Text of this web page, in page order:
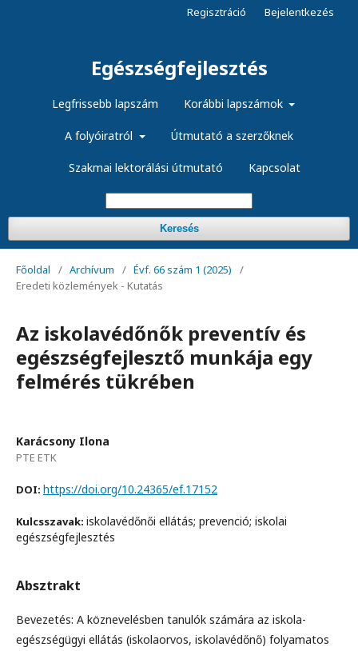
Egészségfejlesztés
Legfrissebb lapszám Korábbi lapszámok
A folyóiratról Útmutató a szerzőknek
Szakmai lektorálási útmutató Kapcsolat
Keresés
Regisztráció Bejelentkezés
Főoldal / Archívum / Évf. 66 szám 1 (2025)
/
Eredeti közlemények - Kutatás
Az iskolavédőnők preventív és
egészségfejlesztő munkája egy
felmérés tükrében
Karácsony Ilona
PTE ETK
DOI: https://doi.org/10.24365/ef.17152
Kulcsszavak: iskolavédőnői ellátás; prevenció; iskolai
egészségfejlesztés
Absztrakt
Bevezetés: A köznevelésben tanulók számára az iskola-
egészségügyi ellátás (iskolaorvos, iskolavédőnő) folyamatos